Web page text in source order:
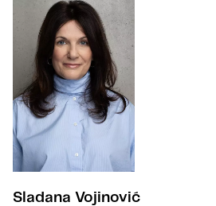
Sladana Vojinović